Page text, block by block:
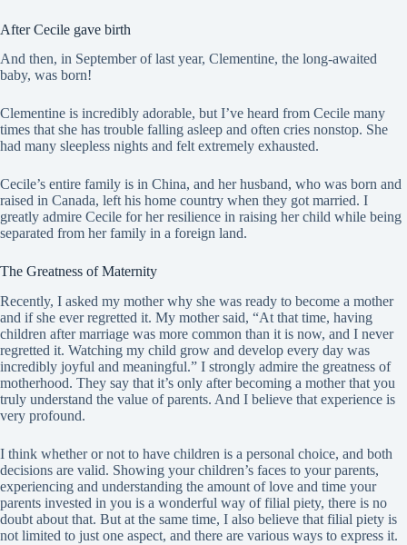
After Cecile gave birth
And then, in September of last year, Clementine, the long-awaited
baby, was born!
Clementine is incredibly adorable, but I’ve heard from Cecile many
times that she has trouble falling asleep and often cries nonstop. She
had many sleepless nights and felt extremely exhausted.
Cecile’s entire family is in China, and her husband, who was born and
raised in Canada, left his home country when they got married. I
greatly admire Cecile for her resilience in raising her child while being
separated from her family in a foreign land.
The Greatness of Maternity
Recently, I asked my mother why she was ready to become a mother
and if she ever regretted it. My mother said, “At that time, having
children after marriage was more common than it is now, and I never
regretted it. Watching my child grow and develop every day was
incredibly joyful and meaningful.” I strongly admire the greatness of
motherhood. They say that it’s only after becoming a mother that you
truly understand the value of parents. And I believe that experience is
very profound.
I think whether or not to have children is a personal choice, and both
decisions are valid. Showing your children’s faces to your parents,
experiencing and understanding the amount of love and time your
parents invested in you is a wonderful way of filial piety, there is no
doubt about that. But at the same time, I also believe that filial piety is
not limited to just one aspect, and there are various ways to express it.